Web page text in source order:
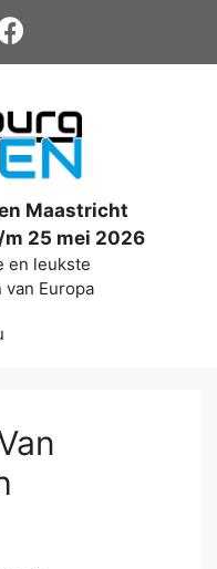
Maastricht
25 mei 2026
en leukste
Europa